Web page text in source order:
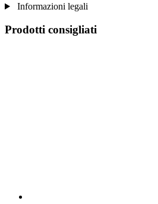
Informazioni legali
Prodotti consigliati